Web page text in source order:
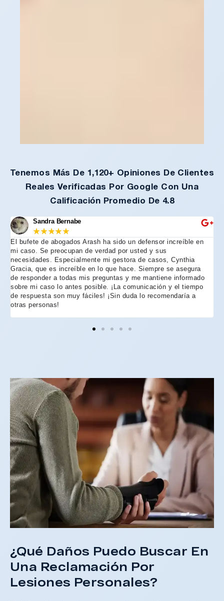
Tenemos Más De 1,120+ Opiniones De Clientes
Reales Verificadas Por Google Con Una
Calificación Promedio De 4.8
Sandra Bernabe
★★★★★
El bufete de abogados Arash ha sido un defensor increíble en
mi caso. Se preocupan de verdad por usted y sus
necesidades. Especialmente mi gestora de casos, Cynthia
Gracia, que es increíble en lo que hace. Siempre se asegura
de responder a todas mis preguntas y me mantiene informado
sobre mi caso lo antes posible. ¡La comunicación y el tiempo
de respuesta son muy fáciles! ¡Sin duda lo recomendaría a
otras personas!
¿Qué Daños Puedo Buscar En
Una Reclamación Por
Lesiones Personales?